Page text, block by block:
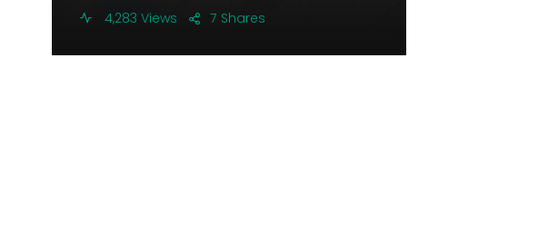
4,283 Views
Shares
7